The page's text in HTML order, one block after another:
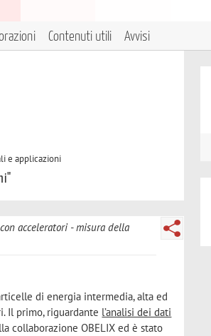
Contenuti utili Avvisi
e applicazioni
acceleratori
misura della
di energia intermedia, alta ed
Il primo, riguardante l’analisi dei dati
collaborazione OBELIX ed è stato